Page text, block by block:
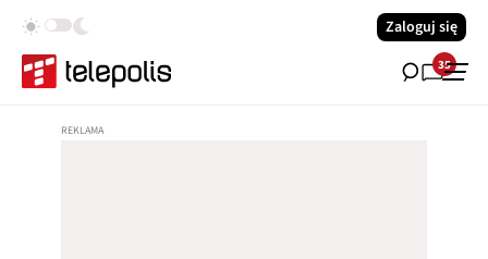
Zaloguj się
35